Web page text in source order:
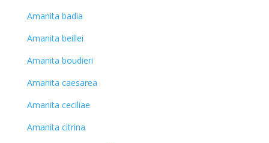
Amanita badia
Amanita beillei
Amanita boudieri
Amanita caesarea
Amanita ceciliae
Amanita citrina